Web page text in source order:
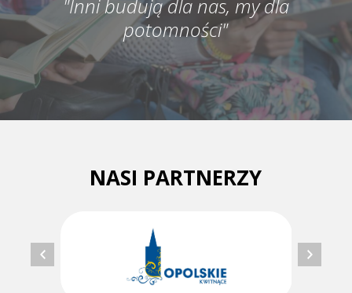
"Inni budują dla nas, my dla
potomności"
NASI PARTNERZY